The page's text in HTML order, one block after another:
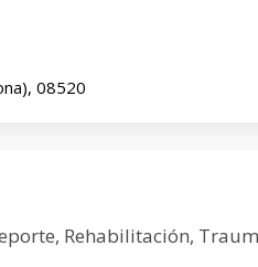
08520
Rehabilitación,